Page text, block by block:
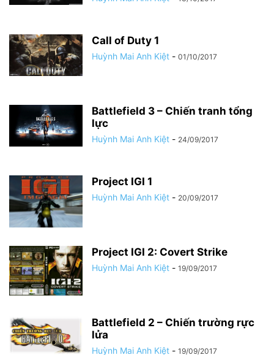
Call of Duty 1
Huỳnh Mai Anh Kiệt - 01/10/2017
Battlefield 3 – Chiến tranh tổng
lực
Huỳnh Mai Anh Kiệt - 24/09/2017
Project IGI 1
Huỳnh Mai Anh Kiệt - 20/09/2017
Project IGI 2: Covert Strike
Huỳnh Mai Anh Kiệt - 19/09/2017
Battlefield 2 – Chiến trường rực
lửa
Huỳnh Mai Anh Kiệt - 19/09/2017